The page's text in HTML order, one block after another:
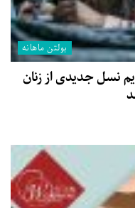
بولتن ماهانه
رژیم نسل جدیدی از زنان